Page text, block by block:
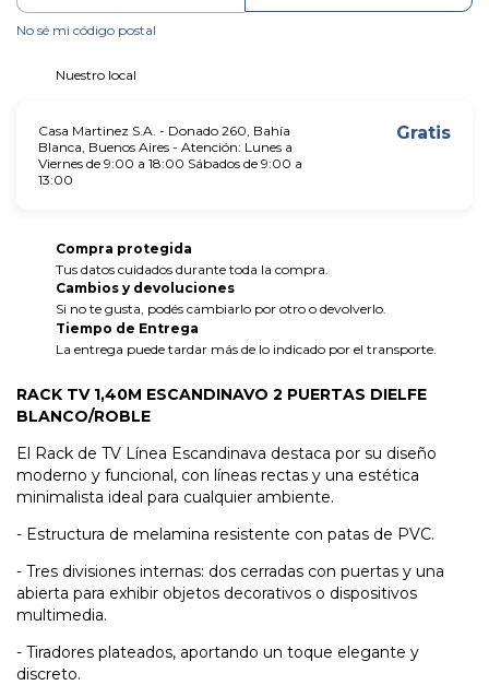
No sé mi código postal
Nuestro local
Casa Martinez S.A. - Donado 260, Bahía
Blanca, Buenos Aires - Atención: Lunes a
Viernes de 9:00 a 18:00 Sábados de 9:00 a
13:00
Gratis
Compra protegida
Tus datos cuidados durante toda la compra.
Cambios y devoluciones
Si no te gusta, podés cambiarlo por otro o devolverlo.
Tiempo de Entrega
La entrega puede tardar más de lo indicado por el transporte.
RACK TV 1,40M ESCANDINAVO 2 PUERTAS DIELFE
BLANCO/ROBLE
El Rack de TV Línea Escandinava destaca por su diseño
moderno y funcional, con líneas rectas y una estética
minimalista ideal para cualquier ambiente.
- Estructura de melamina resistente con patas de PVC.
- Tres divisiones internas: dos cerradas con puertas y una
abierta para exhibir objetos decorativos o dispositivos
multimedia.
- Tiradores plateados, aportando un toque elegante y
discreto.